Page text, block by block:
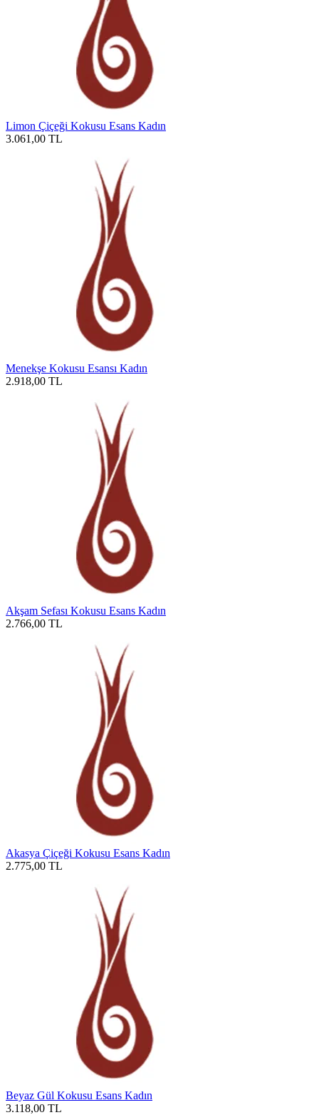
Limon Çiçeği Kokusu Esans Kadın
3.061,00 TL
Menekşe Kokusu Esansı Kadın
2.918,00 TL
Akşam Sefası Kokusu Esans Kadın
2.766,00 TL
Akasya Çiçeği Kokusu Esans Kadın
2.775,00 TL
Beyaz Gül Kokusu Esans Kadın
3.118,00 TL